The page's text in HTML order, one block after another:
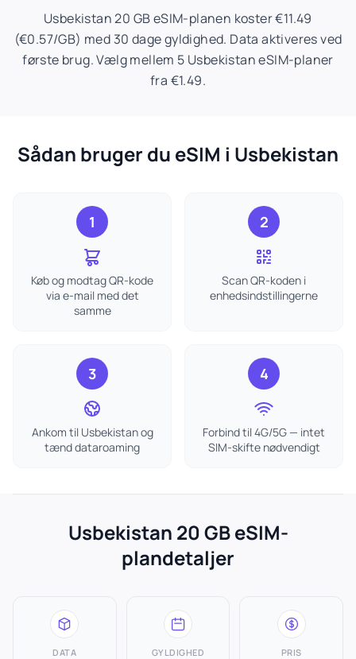
Usbekistan 20 GB eSIM-planen koster €11.49
(€0.57/GB) med 30 dage gyldighed. Data aktiveres ved
første brug. Vælg mellem 5 Usbekistan eSIM-planer
fra €1.49.
Sådan bruger du eSIM i Usbekistan
1
Køb og modtag QR-kode
via e-mail med det
samme
2
Scan QR-koden i
enhedsindstillingerne
3
Ankom til Usbekistan og
tænd dataroaming
4
Forbind til 4G/5G — intet
SIM-skifte nødvendigt
Usbekistan 20 GB eSIM-
plandetaljer
DATA GYLDIGHED PRIS